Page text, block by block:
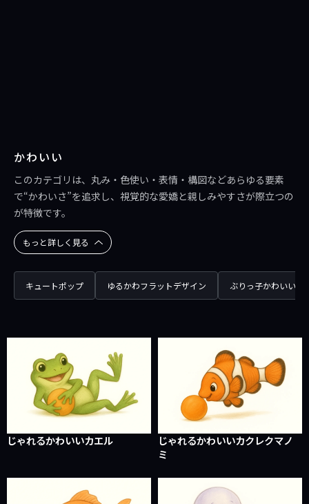
かわいい
このカテゴリは、丸み・色使い・表情・構図などあらゆる要素
で“かわいさ”を追求し、視覚的な愛嬌と親しみやすさが際立つの
が特徴です。
もっと詳しく見る
キュートポップ ゆるかわフラットデザイン ぶりっ子かわいい
じゃれるかわいいカエル
じゃれるかわいいカクレクマノ
ミ